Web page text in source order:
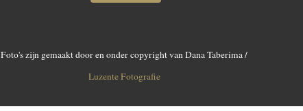
Foto's zijn gemaakt door en onder copyright van Dana Taberima /
Luzente Fotografie